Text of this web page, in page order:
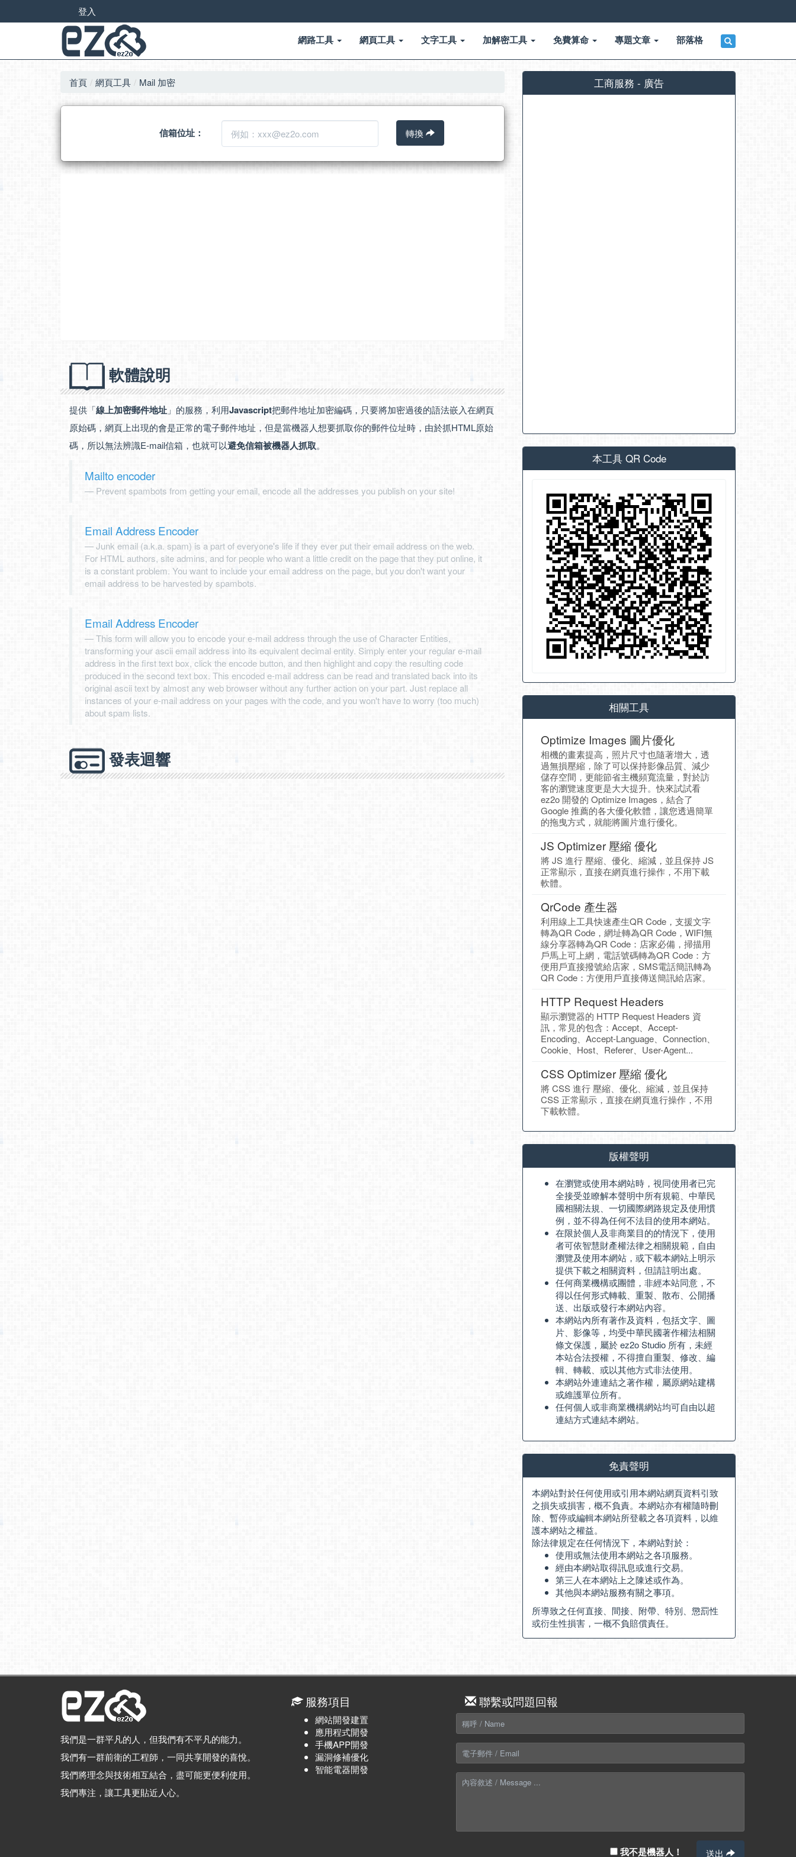
登入
網路工具 網頁工具 文字工具 加解密工具 免費算命 專題文章 部落格
首頁 網頁工具 Mail 加密
信箱位址： 轉換
軟體說明
提供「線上加密郵件地址 」的服務，利用Javascript把郵件地址加密編碼，只要將加密過後的語法嵌入在網頁
原始碼，網頁上出現的會是正常的電子郵件地址，但是當機器人想要抓取你的郵件位址時，由於抓HTML原始
碼，所以無法辨識E-mail信箱，也就可以避免信箱被機器人抓取。
Mailto encoder
Prevent spambots from getting your email, encode all the addresses you publish on your site!
Email Address Encoder
Junk email (a.k.a. spam) is a part of everyone's life if they ever put their email address on the web.
For HTML authors, site admins, and for people who want a little credit on the page that they put online, it
is a constant problem. You want to include your email address on the page, but you don't want your
email address to be harvested by spambots.
Email Address Encoder
This form will allow you to encode your e-mail address through the use of Character Entities,
transforming your ascii email address into its equivalent decimal entity. Simply enter your regular e-mail
address in the first text box, click the encode button, and then highlight and copy the resulting code
produced in the second text box. This encoded e-mail address can be read and translated back into its
original ascii text by almost any web browser without any further action on your part. Just replace all
instances of your e-mail address on your pages with the code, and you won't have to worry (too much)
about spam lists.
發表迴響
工商服務 - 廣告
本工具 QR Code
相關工具
Optimize Images 圖片優化
相機的畫素提高，照片尺寸也隨著增大，透
過無損壓縮，除了可以保持影像品質、減少
儲存空間，更能節省主機頻寬流量，對於訪
客的瀏覽速度更是大大提升。快來試試看
ez2o 開發的 Optimize Images，結合了
Google 推薦的各大優化軟體，讓您透過簡單
的拖曳方式，就能將圖片進行優化。
JS Optimizer 壓縮 優化
將 JS 進行 壓縮、優化、縮減，並且保持 JS
正常顯示，直接在網頁進行操作，不用下載
軟體。
QrCode 產生器
利用線上工具快速產生QR Code，支援文字
轉為QR Code，網址轉為QR Code，WIFI無
線分享器轉為QR Code：店家必備，掃描用
戶馬上可上網，電話號碼轉為QR Code：方
便用戶直接撥號給店家，SMS電話簡訊轉為
QR Code：方便用戶直接傳送簡訊給店家。
HTTP Request Headers
顯示瀏覽器的 HTTP Request Headers 資
訊，常見的包含：Accept、Accept-
Encoding、Accept-Language、Connection、
Cookie、Host、Referer、User-Agent...
CSS Optimizer 壓縮 優化
將 CSS 進行 壓縮、優化、縮減，並且保持
CSS 正常顯示，直接在網頁進行操作，不用
下載軟體。
版權聲明
在瀏覽或使用本網站時，視同使用者已完
全接受並瞭解本聲明中所有規範、中華民
國相關法規、一切國際網路規定及使用慣
例，並不得為任何不法目的使用本網站。
在限於個人及非商業目的的情況下，使用
者可依智慧財產權法律之相關規範，自由
瀏覽及使用本網站，或下載本網站上明示
提供下載之相關資料，但請註明出處。
任何商業機構或團體，非經本站同意，不
得以任何形式轉載、重製、散布、公開播
送、出版或發行本網站內容。
本網站內所有著作及資料，包括文字、圖
片、影像等，均受中華民國著作權法相關
條文保護，屬於 ez2o Studio 所有，未經
本站合法授權，不得擅自重製、修改、編
輯、轉載、或以其他方式非法使用。
本網站外連連結之著作權，屬原網站建構
或維護單位所有。
任何個人或非商業機構網站均可自由以超
連結方式連結本網站。
免責聲明
本網站對於任何使用或引用本網站網頁資料引致
之損失或損害，概不負責。本網站亦有權隨時刪
除、暫停或編輯本網站所登載之各項資料，以維
護本網站之權益。
除法律規定在任何情況下，本網站對於：
使用或無法使用本網站之各項服務。
經由本網站取得訊息或進行交易。
第三人在本網站上之陳述或作為。
其他與本網站服務有關之事項。
所導致之任何直接、間接、附帶、特別、懲罰性
或衍生性損害，一概不負賠償責任。
我們是一群平凡的人，但我們有不平凡的能力。
我們有一群前衛的工程師，一同共享開發的喜悅。
我們將理念與技術相互結合，盡可能更便利使用。
我們專注，讓工具更貼近人心。
服務項目
網站開發建置
應用程式開發
手機APP開發
漏洞修補優化
智能電器開發
聯繫或問題回報
我不是機器人！ 送出